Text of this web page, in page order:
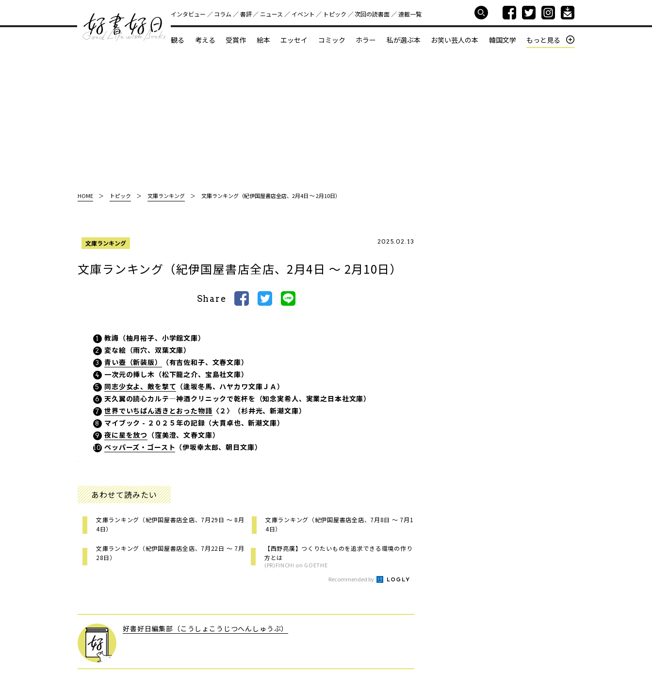
好書好日
インタビュー コラム 書評 ニュース イベント トピック 次回の読書⾯ 連載一覧
観る 考える 受賞作 絵本 エッセイ コミック ホラー 私が選ぶ本 お笑い芸人の本 韓国文学 もっと見る
HOME トピック 文庫ランキング 文庫ランキング（紀伊国屋書店全店、2月4日 ～ 2月10日）
文庫ランキング 2025.02.13
文庫ランキング（紀伊国屋書店全店、2月4日 ～ 2月10日）
Share
教誨（柚月裕子、小学館文庫）
変な絵（雨穴、双葉文庫）
青い壺（新装版）
（有吉佐和子、文春文庫）
一次元の挿し木（松下龍之介、宝島社文庫）
同志少女よ、敵を撃て （逢坂冬馬、ハヤカワ文庫ＪＡ）
天久翼の読心カルテ―神酒クリニックで乾杯を（知念実希人、実業之日本社文庫）
世界でいちばん透きとおった物語 〈２〉（杉井光、新潮文庫）
マイブック - ２０２５年の記録（大貫卓也、新潮文庫）
夜に星を放つ （窪美澄、文春文庫）
ペッパーズ・ゴースト （伊坂幸太郎、朝日文庫）
あわせて読みたい
文庫ランキング（紀伊国屋書店全店、7月29日 ～ 8月
4日）
文庫ランキング（紀伊国屋書店全店、7月8日 ～ 7月1
4日）
文庫ランキング（紀伊国屋書店全店、7月22日 ～ 7月
28日）
【西野亮廣】つくりたいものを追求できる環境の作り
方とは
(PR)FINCHI on GOETHE
Recommended by
好書好日編集部（こうしょこうじつへんしゅうぶ）